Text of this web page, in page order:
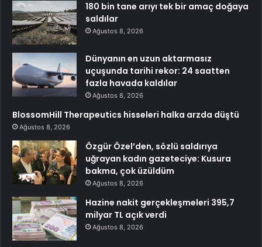
180 bin tane arıyı tek bir amaç doğaya
saldılar
Ağustos 8, 2026
Dünyanın en uzun aktarmasız
uçuşunda tarihi rekor: 24 saatten
fazla havada kaldılar
Ağustos 8, 2026
BlossomHill Therapeutics hisseleri halka arzda düştü
Ağustos 8, 2026
Özgür Özel’den, sözlü saldırıya
uğrayan kadın gazeteciye: Kusura
bakma, çok üzüldüm
Ağustos 8, 2026
Hazine nakit gerçekleşmeleri 395,7
milyar TL açık verdi
Ağustos 8, 2026